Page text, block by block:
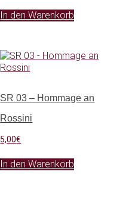
In den Warenkorb
SR 03 – Hommage an
Rossini
5,00€
In den Warenkorb